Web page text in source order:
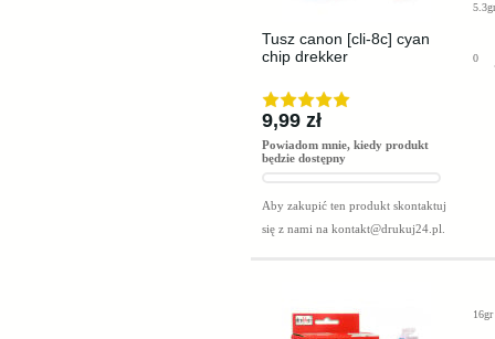
Tusz canon [cli-8c] cyan
chip drekker
9,99 zł
Powiadom mnie, kiedy produkt
będzie dostępny
Aby zakupić ten produkt skontaktuj
się z nami na kontakt@drukuj24.pl
5.3gr
0
16gr